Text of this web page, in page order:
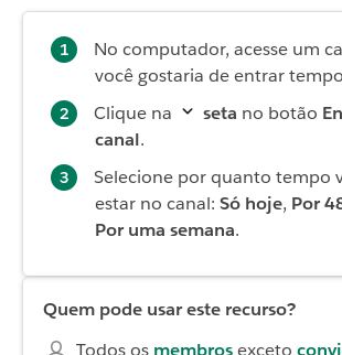
No computador, acesse um
você gostaria de entrar
Clique na
seta no botão
canal.
Selecione por quanto tempo
estar no canal: Só hoje, Por
Por uma semana.
Quem pode usar este recurso?
Todos os membrosexceto